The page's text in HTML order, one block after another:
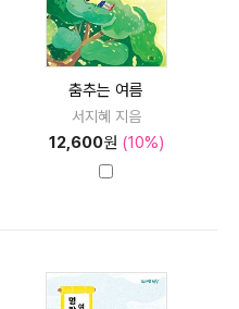
춤추는 여름
서지혜 지음
12,600원 (10%)